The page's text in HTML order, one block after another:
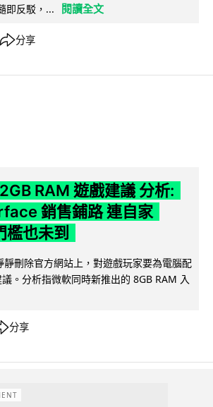
即反駁，...
閱讀全文
分享
RAM 遊戲建議 分析:
銷售鋪路 連自家
也未到
刪除官方網站上，對遊戲玩家要為電腦配
。分析指微軟同時新推出的 8GB RAM 入
分享